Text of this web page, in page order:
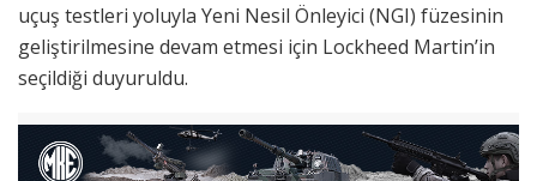
uçuş testleri yoluyla Yeni Nesil Önleyici (NGI) füzesinin
geliştirilmesine devam etmesi için Lockheed Martin’in
seçildiği duyuruldu.